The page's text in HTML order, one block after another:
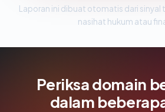
Laporan ini dibuat otomatis dari sinyal
nasihat hukum atau
Periksa domain
dalam